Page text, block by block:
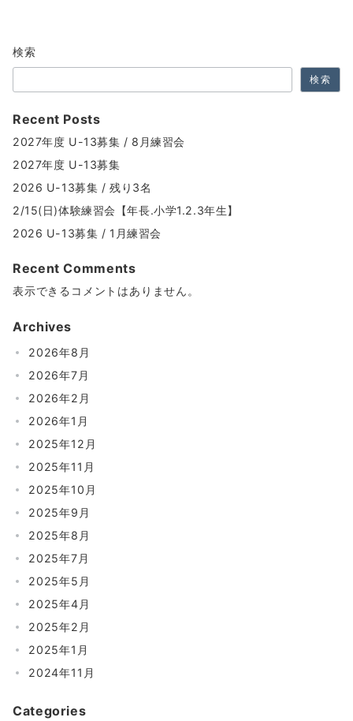
ペ
ー
ジ
送
り
検索
検索
Recent Posts
2027年度 U-13募集 / 8月練習会
2027年度 U-13募集
2026 U-13募集 / 残り3名
2/15(日)体験練習会【年長.小学1.2.3年生】
2026 U-13募集 / 1月練習会
Recent Comments
表示できるコメントはありません。
Archives
2026年8月
2026年7月
2026年2月
2026年1月
2025年12月
2025年11月
2025年10月
2025年9月
2025年8月
2025年7月
2025年5月
2025年4月
2025年2月
2025年1月
2024年11月
Categories